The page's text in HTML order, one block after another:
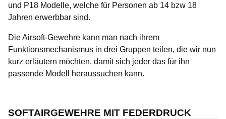
und P18 Modelle, welche für Personen ab 14 bzw 18
Jahren erwerbbar sind.
Die Airsoft-Gewehre kann man nach ihrem
Funktionsmechanismus in drei Gruppen teilen, die wir nun
kurz erläutern möchten, damit sich jeder das für ihn
passende Modell heraussuchen kann.
SOFTAIRGEWEHRE MIT FEDERDRUCK